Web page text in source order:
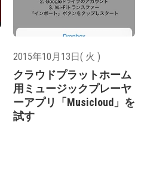
2015年10月13日( 火 )
クラウドプラットホーム
用ミュージックプレーヤ
ーアプリ「Musicloud」を
試す